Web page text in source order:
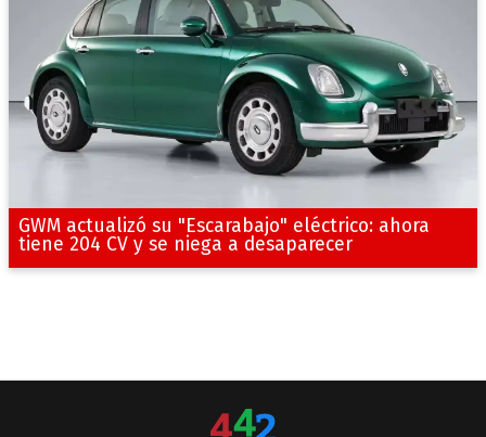
GWM actualizó su "Escarabajo" eléctrico: ahora
tiene 204 CV y se niega a desaparecer